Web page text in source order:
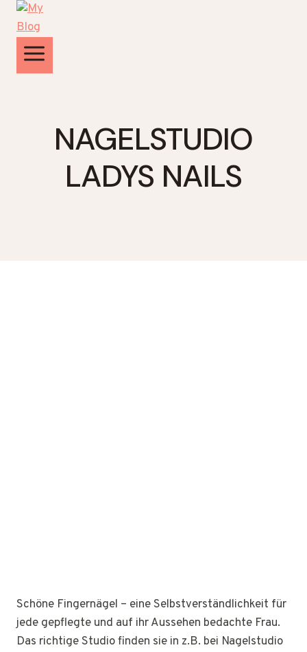
Zum
Inhalt
springen
NAGELSTUDIO
LADYS NAILS
Schöne Fingernägel – eine Selbstverständlichkeit für
jede gepflegte und auf ihr Aussehen bedachte Frau.
Das richtige Studio finden sie in z.B. bei Nagelstudio